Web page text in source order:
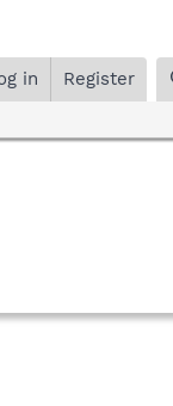
in Register